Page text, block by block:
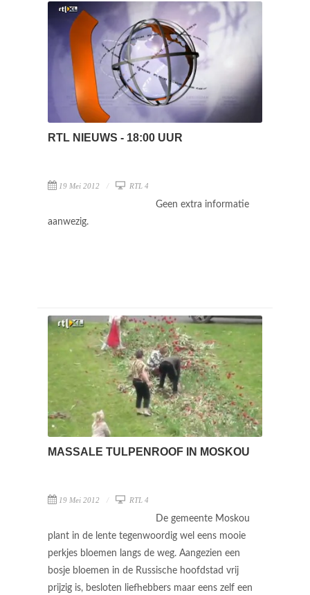
RTL NIEUWS - 18:00 UUR
19 Mei 2012 RTL 4
Geen extra informatie
aanwezig.
MASSALE TULPENROOF IN MOSKOU
19 Mei 2012 RTL 4
De gemeente Moskou
plant in de lente tegenwoordig wel eens mooie
perkjes bloemen langs de weg. Aangezien een
bosje bloemen in de Russische hoofdstad vrij
prijzig is, besloten liefhebbers maar eens zelf een